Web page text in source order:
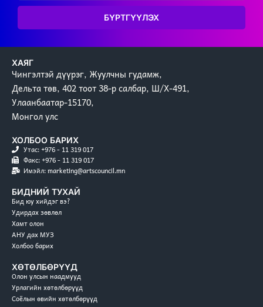
БҮРТГҮҮЛЭХ
ХАЯГ
Чингэлтэй дүүрэг, Жуулчны гудамж,
Дельта төв, 402 тоот 38-р салбар, Ш/Х-491,
Улаанбаатар-15170,
Монгол улс
ХОЛБОО БАРИХ
Утас: +976 - 11 319 017
Факс: +976 - 11 319 017
Имэйл: marketing@artscouncil.mn
БИДНИЙ ТУХАЙ
Бид юу хийдэг вэ?
Удирдах зөвлөл
Хамт олон
АНУ дах МУЗ
Холбоо барих
ХӨТӨЛБӨРҮҮД
Олон улсын наадмууд
Урлагийн хөтөлбөрүүд
Соёлын өвийн хөтөлбөрүүд